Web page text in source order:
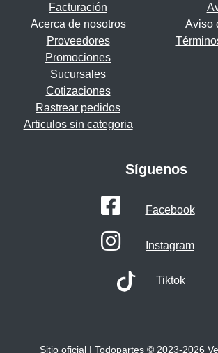
Facturación
Acerca de nosotros
Proveedores
Promociones
Sucursales
Cotizaciones
Rastrear pedidos
Articulos sin categoria
Aviso
Síguenos
Facebook
Instagram
Tiktok
Sitio oficial | Todopartes © 2023-2026